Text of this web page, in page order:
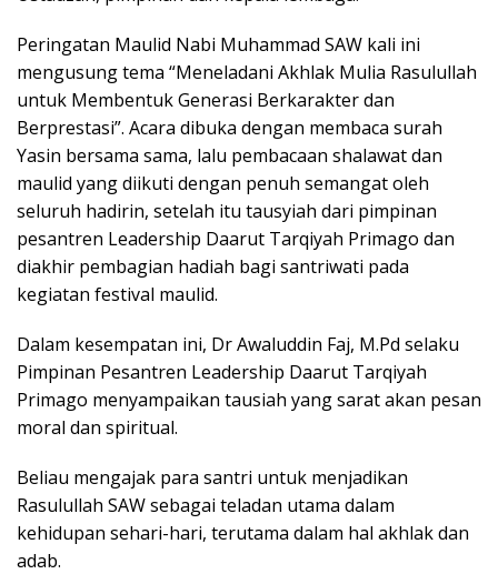
Peringatan Maulid Nabi Muhammad SAW kali ini
mengusung tema “Meneladani Akhlak Mulia Rasulullah
untuk Membentuk Generasi Berkarakter dan
Berprestasi”. Acara dibuka dengan membaca surah
Yasin bersama sama, lalu pembacaan shalawat dan
maulid yang diikuti dengan penuh semangat oleh
seluruh hadirin, setelah itu tausyiah dari pimpinan
pesantren Leadership Daarut Tarqiyah Primago dan
diakhir pembagian hadiah bagi santriwati pada
kegiatan festival maulid.
Dalam kesempatan ini, Dr Awaluddin Faj, M.Pd selaku
Pimpinan Pesantren Leadership Daarut Tarqiyah
Primago menyampaikan tausiah yang sarat akan pesan
moral dan spiritual.
Beliau mengajak para santri untuk menjadikan
Rasulullah SAW sebagai teladan utama dalam
kehidupan sehari-hari, terutama dalam hal akhlak dan
adab.